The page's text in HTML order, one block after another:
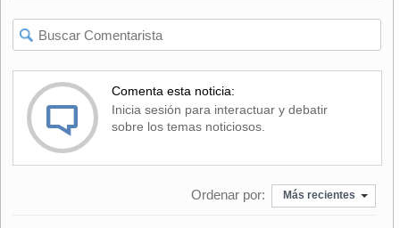
Comenta esta noticia:
Inicia sesión para interactuar y debatir
sobre los temas noticiosos.
Ordenar por: Más recientes